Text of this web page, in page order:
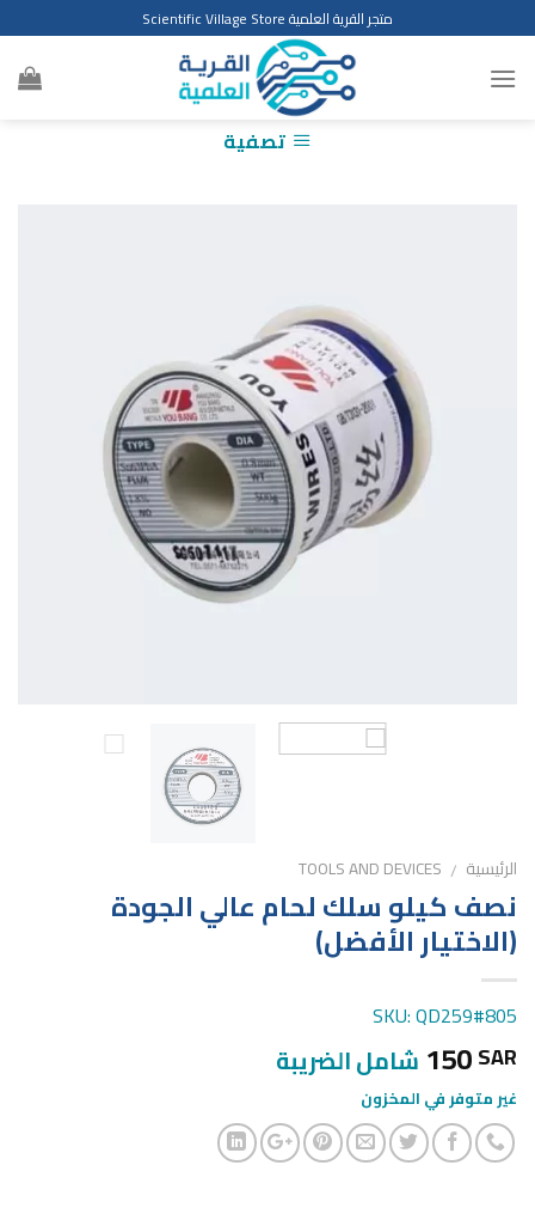
to
content
متجر القرية العلمية Scientific Village Store
تصفية
الرئيسية /
TOOLS AND DEVICES
نصف كيلو سلك لحام عالي الجودة
(الاختيار الأفضل)
SKU: QD259#805
150SAR شامل الضريبة
غير متوفر في المخزون